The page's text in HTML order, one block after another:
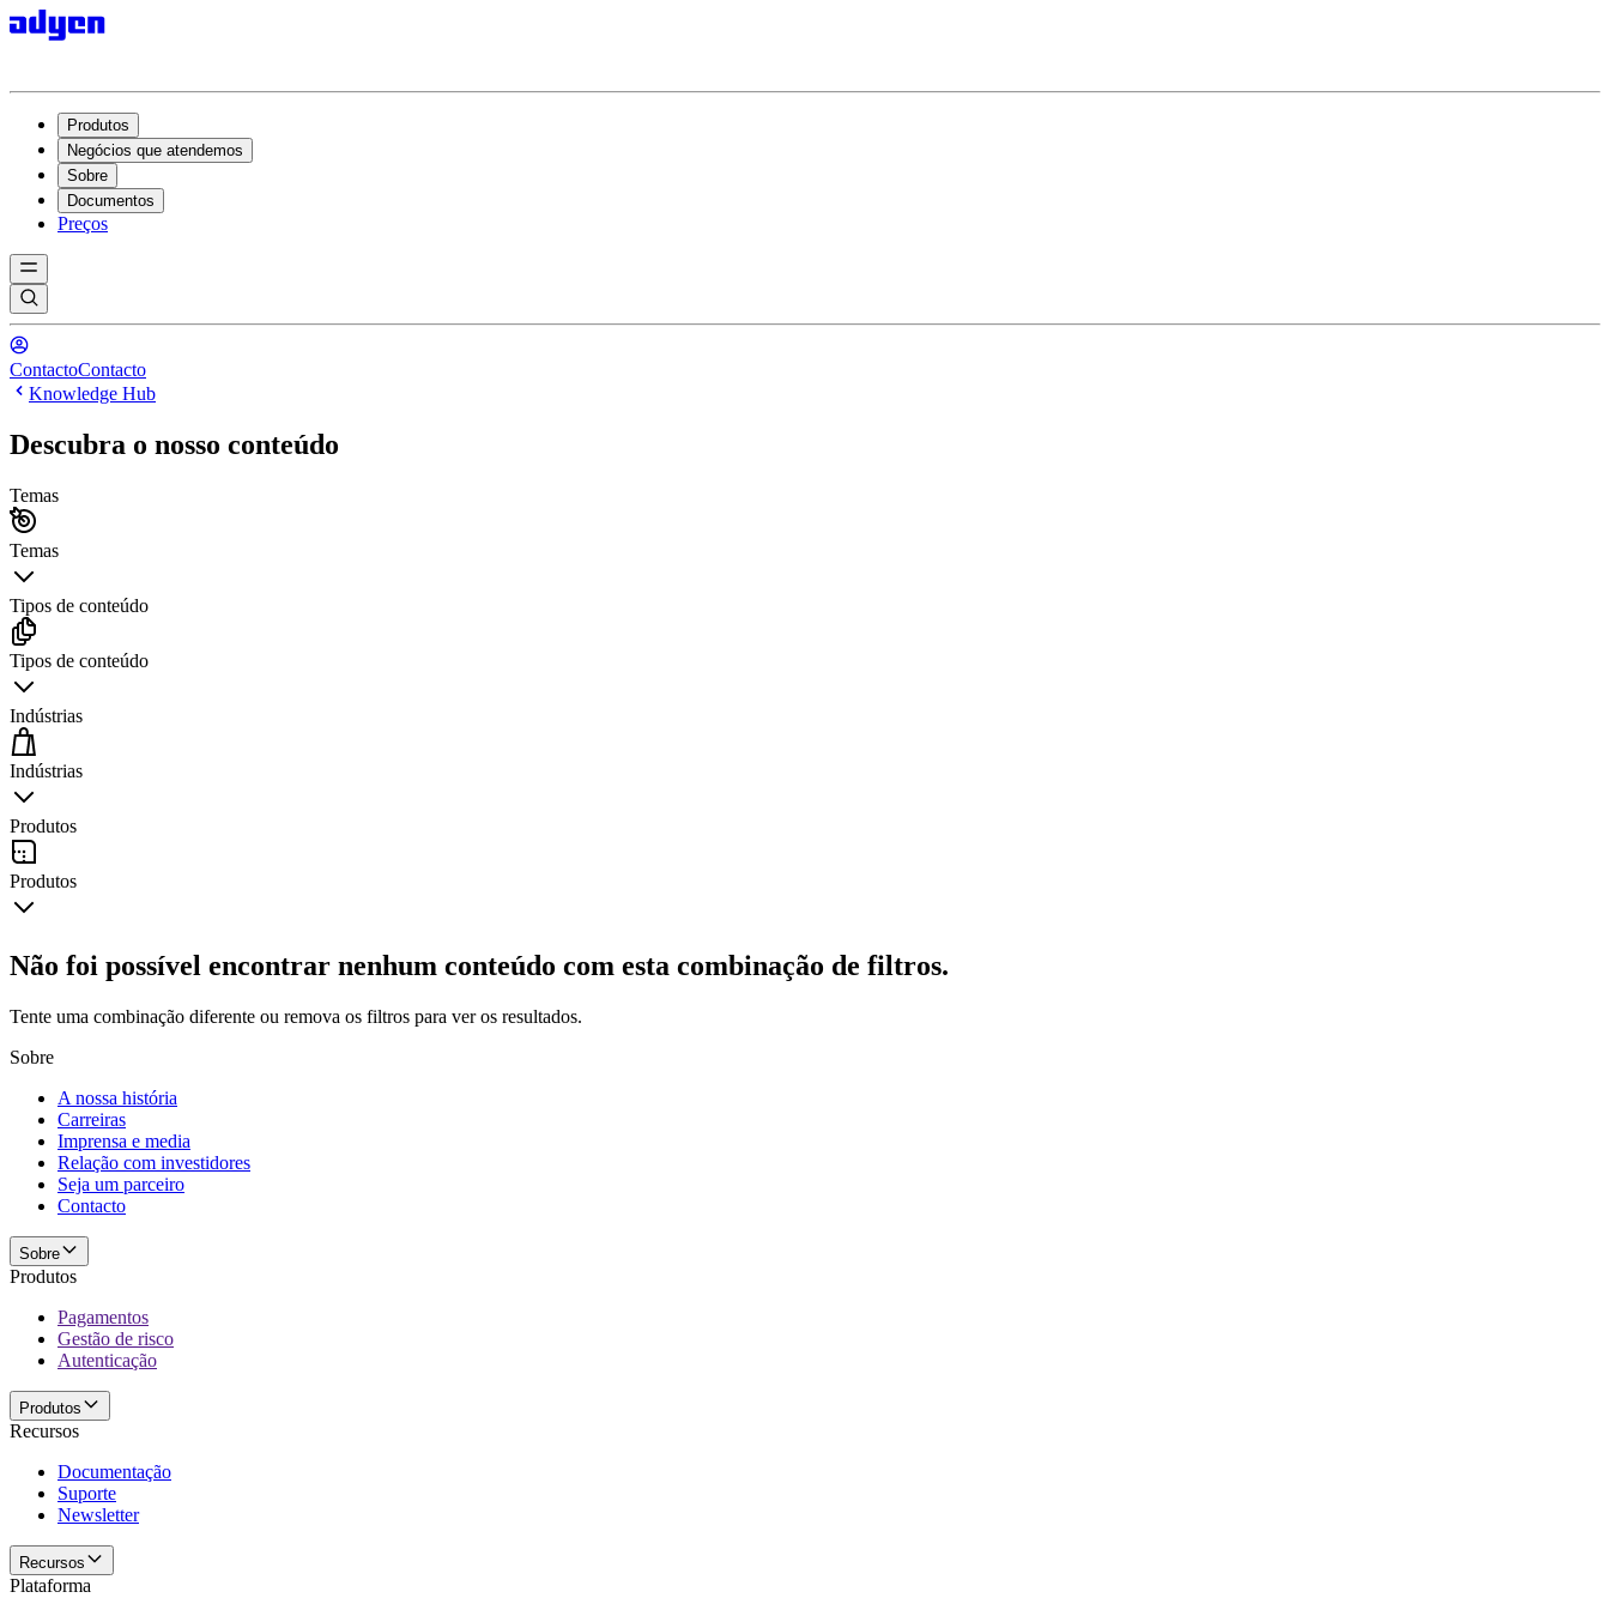
Produtos
Negócios que atendemos
Sobre
Documentos
Preços
ContactoContacto
Knowledge Hub
Descubra o nosso conteúdo
Temas
Temas
Tipos de conteúdo
Tipos de conteúdo
Indústrias
Indústrias
Produtos
Produtos
Não foi possível encontrar nenhum conteúdo com esta combinação de filtros.
Tente uma combinação diferente ou remova os filtros para ver os resultados.
Sobre
A nossa história
Carreiras
Imprensa e media
Relação com investidores
Seja um parceiro
Contacto
Sobre
Produtos
Pagamentos
Gestão de risco
Autenticação
Produtos
Recursos
Documentação
Suporte
Newsletter
Recursos
Plataforma